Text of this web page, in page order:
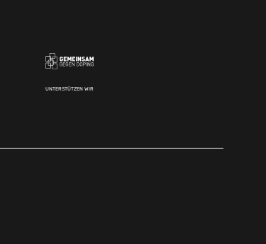
UNTERSTÜTZEN WIR